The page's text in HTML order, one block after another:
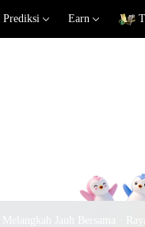
Prediksi Earn
Jauh Bersama ·